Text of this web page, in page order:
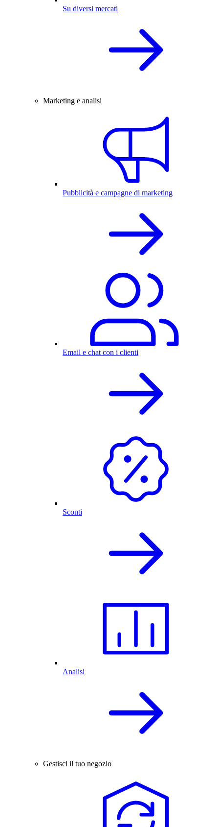
Su diversi mercati
Marketing e analisi
Pubblicità e campagne di marketing
Email e chat con i clienti
Sconti
Analisi
Gestisci il tuo negozio